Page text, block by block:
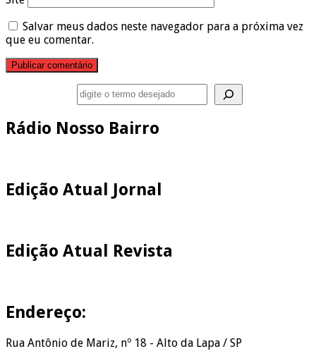
Salvar meus dados neste navegador para a próxima vez
que eu comentar.
Rádio Nosso Bairro
Edição Atual Jornal
Edição Atual Revista
Endereço:
Rua Antônio de Mariz, nº 18 - Alto da Lapa / SP